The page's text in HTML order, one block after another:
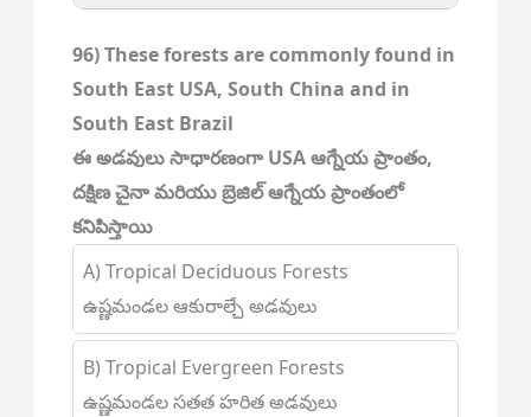
96) These forests are commonly found in
South East USA, South China and in
South East Brazil
ఈ అడవులు సాధారణంగా USA ఆగ్నేయ ప్రాంతం,
దక్షిణ చైనా మరియు బ్రెజిల్ ఆగ్నేయ ప్రాంతంలో
కనిపిస్తాయి
A) Tropical Deciduous Forests
ఉష్ణమండల ఆకురాల్చే అడవులు
B) Tropical Evergreen Forests
ఉష్ణమండల సతత హరిత అడవులు